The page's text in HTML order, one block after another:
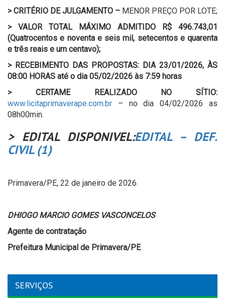
>CRITÉRIO DE JULGAMENTO – MENOR PREÇO POR LOTE;
> VALOR TOTAL MÁXIMO ADMITIDO
R$ 496.743,01
(Quatrocentos e noventa e seis mil, setecentos e quarenta
e três reais e um centavo);
> RECEBIMENTO DAS PROPOSTAS: DIA 23/01/2026, ÀS
08:00 HORAS até o dia 05/02/2026 às 7:59 horas
> CERTAME REALIZADO NO SÍTIO:
www.licitaprimaverape.com.br – no dia 04/02/2026 as
08h00min.
> EDITAL DISPONIVEL:EDITAL – DEF.
CIVIL (1)
Primavera/PE, 22 de janeiro de 2026.
DHIOGO MARCIO GOMES VASCONCELOS
Agente de contratação
Prefeitura Municipal de Primavera/PE
SERVIÇOS